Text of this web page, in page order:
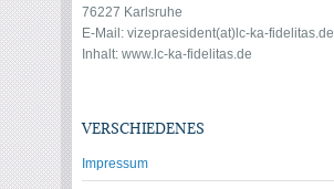
76227 Karlsruhe
E-Mail: vizepraesident(at)lc-ka-fidelitas.de
Inhalt: www.lc-ka-fidelitas.de
VERSCHIEDENES
Impressum